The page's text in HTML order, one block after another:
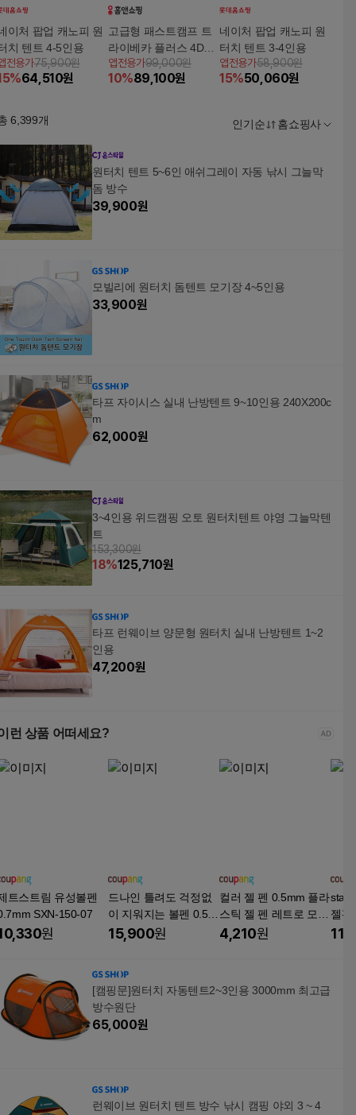
이처 팝업 캐노피 원
치 텐트 4-5인용
전용가75,900원
%64,510원
고급형 패스트캠프 트
라이베카 플러스 4DO
OR 원터치 오토텐트
앱전용가99,000원
10%89,100원
네이처 팝업 캐노피 원
터치 텐트 3-4인용
앱전용가58,900원
15%50,060원
6,399개 인기순 홈쇼핑사
원터치 텐트 5~6인 애쉬그레이 자동 낚시 그늘막
돔 방수
39,900원
모빌리에 원터치 돔텐트 모기장 4~5인용
33,900원
타프 자이시스 실내 난방텐트 9~10인용 240X200c
m
62,000원
3~4인용 위드캠핑 오토 원터치텐트 야영 그늘막텐
트
153,300원
18%125,710원
타프 런웨이브 양문형 원터치 실내 난방텐트 1~2
인용
47,200원
런 상품 어떠세요?
트스트림 유성볼펜
SXN-150-07
원
드나인 틀려도 걱정없
이 지워지는 볼펜 0.5m
m, 12개, 블랙
15,900원
컬러 젤 펜 0.5mm 플라
스틱 젤 펜 레트로 모란
디 세트, 1개, 1세트(6
4,210원
star
젤펜
인
[캠핑문]원터치 자동텐트2~3인용 3000mm 최고급
방수원단
65,000원
런웨이브 원터치 텐트 방수 낚시 캠핑 야외 3 ~ 4